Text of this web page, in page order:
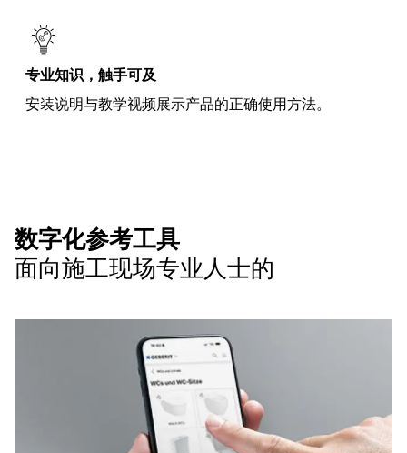
专业知识，触手可及
安装说明与教学视频展示产品的正确使用方法。
数字化参考工具
面向施工现场专业人士的